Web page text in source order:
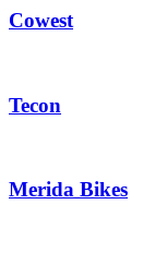
Cowest
Tecon
Merida Bikes